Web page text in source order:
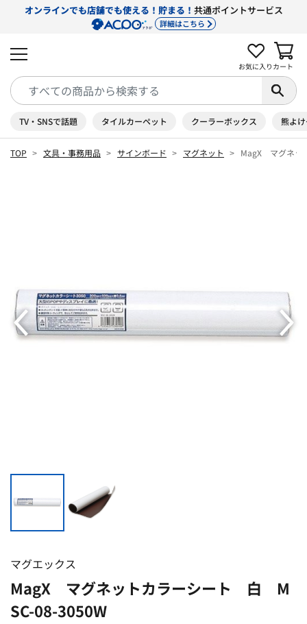
オンラインでも店舗でも使える！貯まる！ 共通ポイントサービス
詳細はこちら
お気に入り カート
TV・SNSで話題 タイルカーペット クーラーボックス 熊よ
TOP 文具・事務用品 サインボード マグネット MagX マグネッ
マグエックス
MagX マグネットカラーシート 白 M
SC-08-3050W